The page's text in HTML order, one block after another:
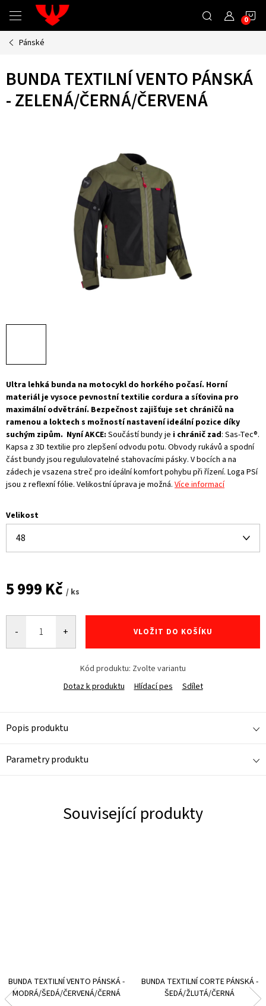
obsah
Pánské
BUNDA TEXTILNÍ VENTO PÁNSKÁ
- ZELENÁ/ČERNÁ/ČERVENÁ
Ultra lehká bunda na motocykl do horkého počasí. Horní
materiál je vysoce pevnostní textilie cordura a síťovina pro
maximální odvětrání. Bezpečnost zajišťuje set chráničů na
ramenou a loktech s možností nastavení ideální pozice díky
suchým zipům. Nyní AKCE: Součástí bundy je i chránič zad: Sas-Tec®.
Kapsa z 3D textilie pro zlepšení odvodu potu. Obvody rukávů a spodní
část bundy jsou regululovatelné stahovacími pásky. V bocích a na
zádech je vsazena streč pro ideální komfort pohybu při řízení. Loga PSí
jsou z reflexní fólie. Velikostní úprava je možná. Více informací
Velikost
5 999 Kč / ks
cena:
VLOŽIT DO KOŠÍKU
Kód produktu: Zvolte variantu
Dotaz k produktu
Hlídací pes Sdílet
Popis produktu
Parametry produktu
Související produkty
BUNDA TEXTILNÍ VENTO PÁNSKÁ -
MODRÁ/ŠEDÁ/ČERVENÁ/ČERNÁ
BUNDA TEXTILNÍ CORTE PÁNSKÁ -
ŠEDÁ/ŽLUTÁ/ČERNÁ